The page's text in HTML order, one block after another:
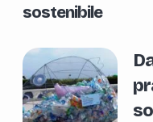
sostenibile